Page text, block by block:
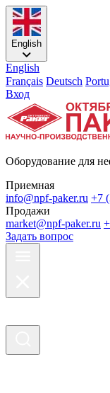
English
English
Français Deutsch
Вход
Оборудование для
Приемная
info@npf-paker.ru +7
Продажи
market@npf-paker.ru
Задать вопрос